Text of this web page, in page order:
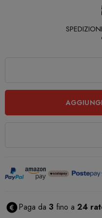
Paga da 3 fino a 24